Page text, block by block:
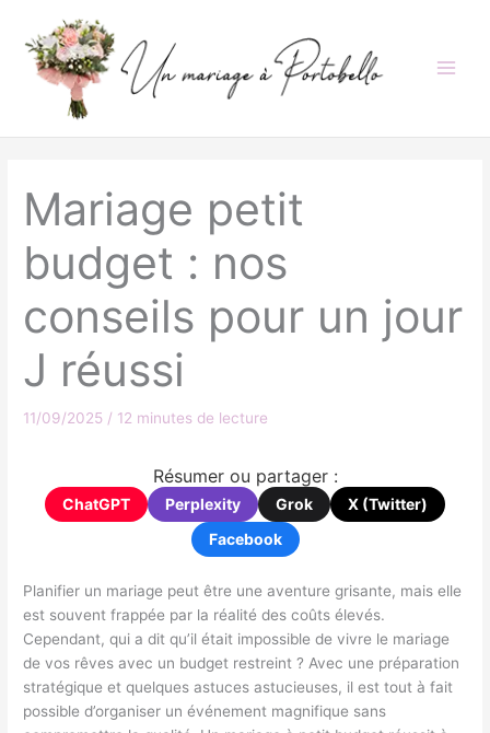
contenu
Mariage petit
budget : nos
conseils pour un jour
J réussi
11/09/2025 / 12 minutes de lecture
Résumer ou partager :
ChatGPT Perplexity Grok
X (Twitter)
Facebook
Planifier un mariage peut être une aventure grisante, mais elle
est souvent frappée par la réalité des coûts élevés.
Cependant, qui a dit qu’il était impossible de vivre le mariage
de vos rêves avec un budget restreint ? Avec une préparation
stratégique et quelques astuces astucieuses, il est tout à fait
possible d’organiser un événement magnifique sans